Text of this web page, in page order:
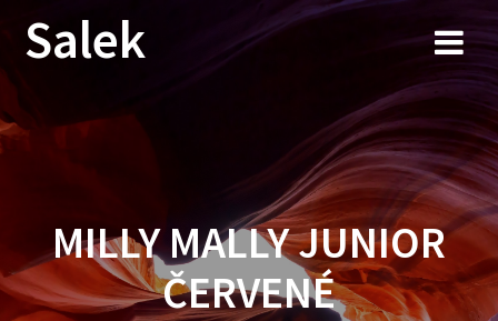
Przejdź
do
Salek
MILLY MALLY JUNIOR
ČERVENÉ